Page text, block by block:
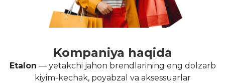
Kompaniya haqida
Etalon — yetakchi jahon brendlarining eng dolzarb
kiyim-kechak, poyabzal va aksessuarlar